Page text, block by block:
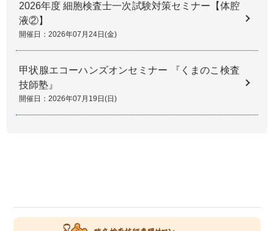
2026年度 細胞検査士一次試験対策セミナー【体腔
液②】
開催日：2026年07月24日(金)
甲状腺エコーハンズオンセミナー 『くまのこ検査
技師塾』
開催日：2026年07月19日(日)